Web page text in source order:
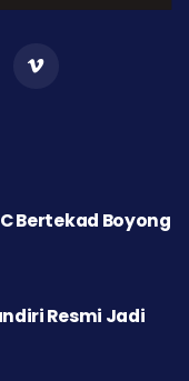
Bertekad Boyong
Resmi Jadi